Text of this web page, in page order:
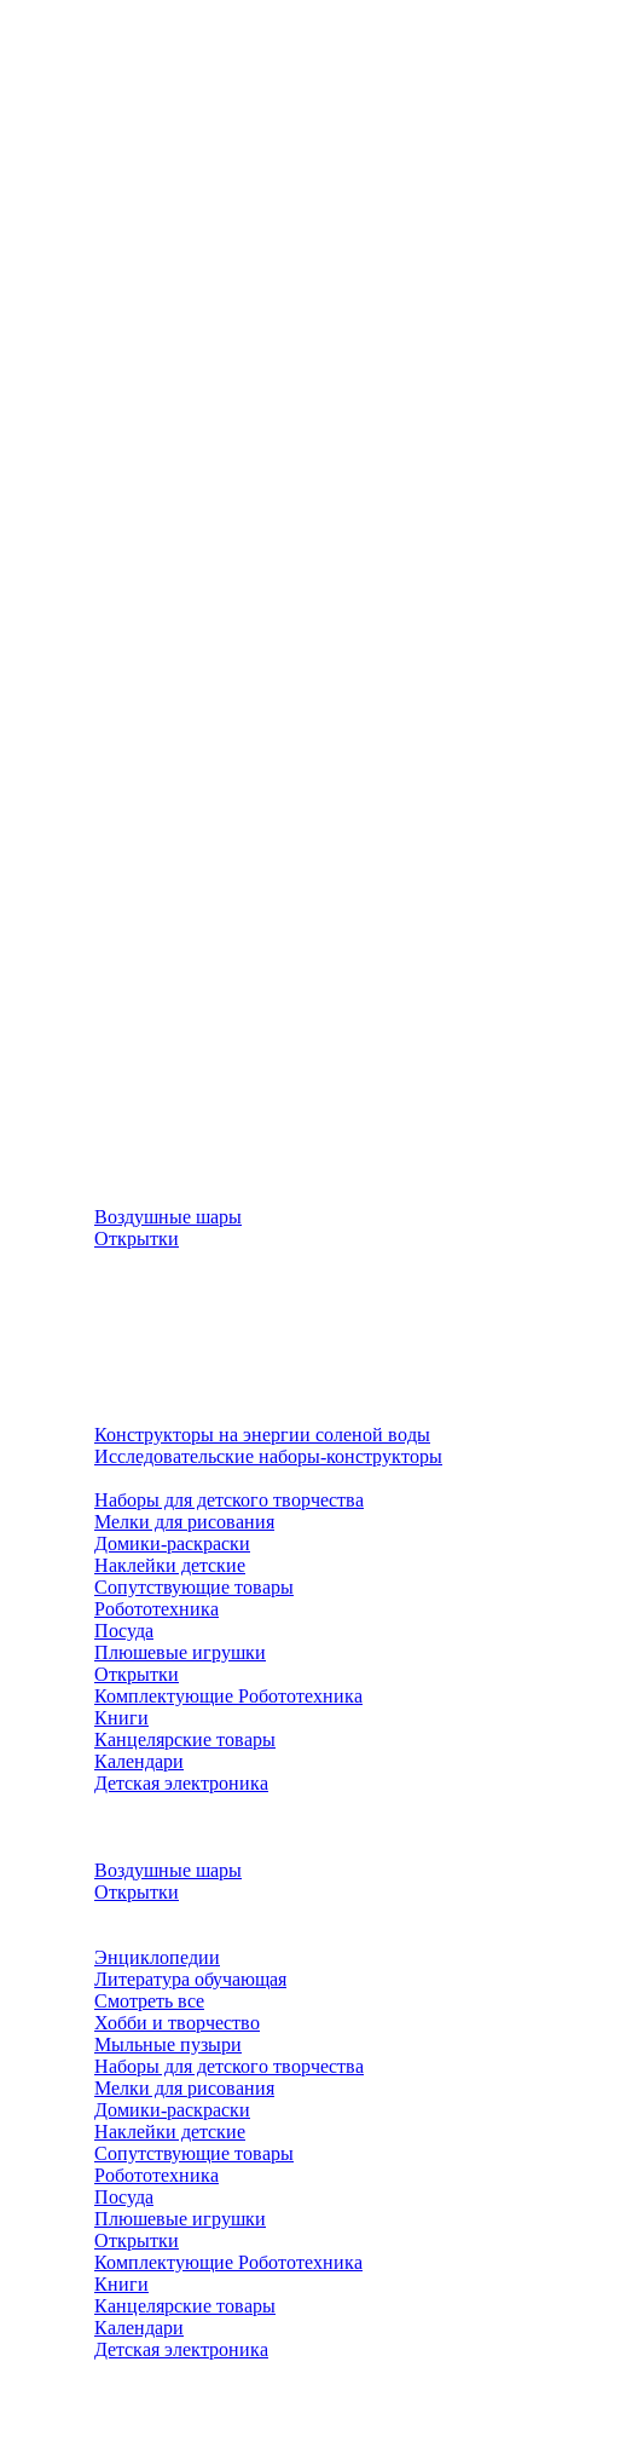
Воздушные шары
Открытки
Конструкторы на энергии соленой воды
Исследовательские наборы-конструкторы
Наборы для детского творчества
Мелки для рисования
Домики-раскраски
Наклейки детские
Сопутствующие товары
Робототехника
Посуда
Плюшевые игрушки
Открытки
Комплектующие Робототехника
Книги
Канцелярские товары
Календари
Детская электроника
Воздушные шары
Открытки
Энциклопедии
Литература обучающая
Смотреть все
Хобби и творчество
Мыльные пузыри
Наборы для детского творчества
Мелки для рисования
Домики-раскраски
Наклейки детские
Сопутствующие товары
Робототехника
Посуда
Плюшевые игрушки
Открытки
Комплектующие Робототехника
Книги
Канцелярские товары
Календари
Детская электроника